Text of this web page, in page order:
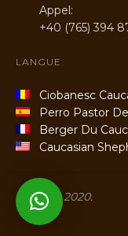
Appel:
+40 (765) 394
LANGUE
Ciobanesc
Perro Pastor
Berger Du
Caucasian
Titans © 2020.